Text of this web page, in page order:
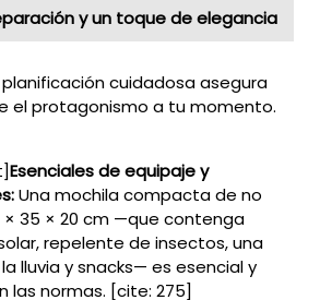
y un toque de elegancia
cuidadosa asegura
el protagonismo a tu momento.
Esenciales de equipaje y
Una mochila compacta de no
35 × 20 cm —que contenga
repelente de insectos, una
lluvia y snacks— es esencial y
las normas. [cite: 275]